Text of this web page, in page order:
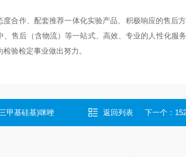
作、配套推荐一体化实验产品、积极响应的售后
售后（含物流）等一站式、高效、专业的人性化服
验检定事业做出努力。
甲基硅基)咪唑 返回列表 下一个：